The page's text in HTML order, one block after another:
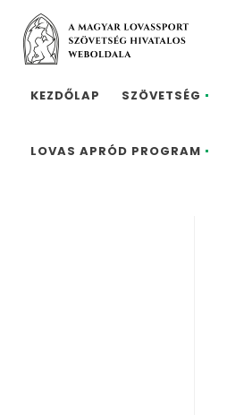
KEZDŐLAP SZÖVETSÉG
LOVAS APRÓD PROGRAM